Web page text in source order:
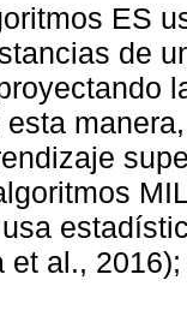
ES
de
et al.,